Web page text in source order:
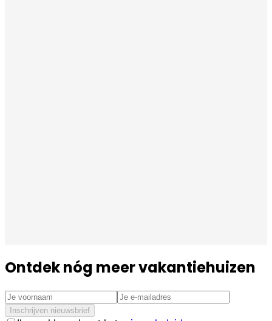
Ontdek nóg meer vakantiehuizen
Inschrijven nieuwsbrief